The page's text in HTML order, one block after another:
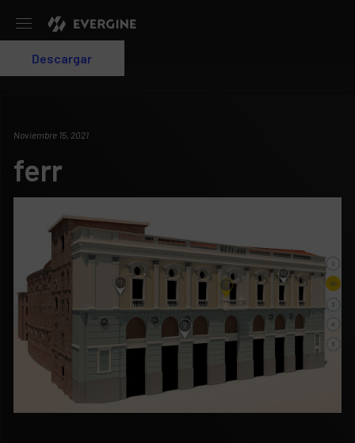
Login
Descargar
Noviembre 15, 2021
ferr